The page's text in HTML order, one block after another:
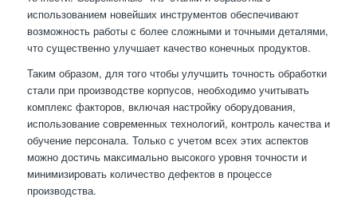
использованием новейших инструментов обеспечивают
возможность работы с более сложными и точными деталями,
что существенно улучшает качество конечных продуктов.
Таким образом, для того чтобы улучшить точность обработки
стали при производстве корпусов, необходимо учитывать
комплекс факторов, включая настройку оборудования,
использование современных технологий, контроль качества и
обучение персонала. Только с учетом всех этих аспектов
можно достичь максимально высокого уровня точности и
минимизировать количество дефектов в процессе
производства.